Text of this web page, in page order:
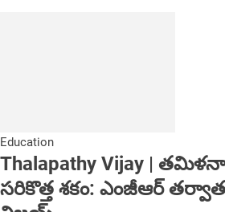
Education
Thalapathy Vijay |
సరికొత్త శకం: ఎంజీఆర్ తర్వాత